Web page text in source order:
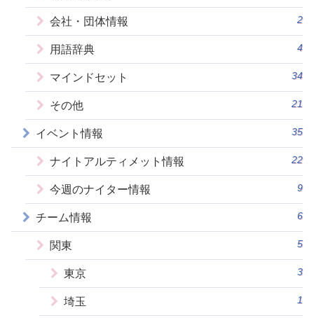
会社・団体情報 2
用語辞典 4
マインドセット 34
その他 21
イベント情報 35
ナイトアルティメット情報 22
今週のナイター情報 9
チーム情報 6
関東 5
東京 3
埼玉 1